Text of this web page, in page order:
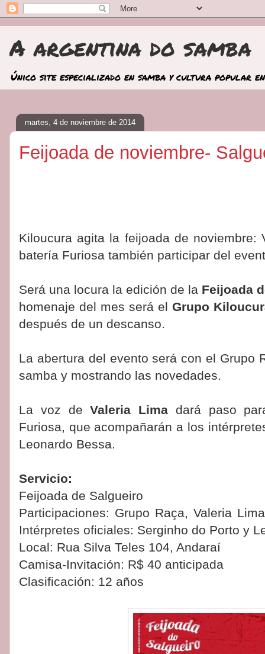
A argentina do samba
Único site especializado en samba y cultura popular
martes, 4 de noviembre de 2014
Feijoada de noviembre-
Kiloucura agita la feijoada de noviembre:
batería Furiosa también participar del
Será una locura la edición de la Feijoada
homenaje del mes será el Grupo
después de un descanso.
La abertura del evento será con el Grupo
samba y mostrando las novedades.
La voz deValeria Lima dará paso
Furiosa, que acompañarán a los
Leonardo Bessa.
Servicio:
Feijoada de Salgueiro
Participaciones: Grupo Raça, Valeria
Intérpretes oficiales: Serginho do Porto y
Local: Rua Silva Teles 104, Andaraí
Camisa-Invitación: R$ 40 anticipada
Clasificación: 12 años